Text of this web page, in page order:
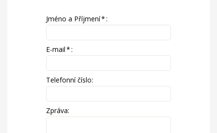
Jméno a Příjmení*:
E-mail*:
Telefonní číslo:
Zpráva: